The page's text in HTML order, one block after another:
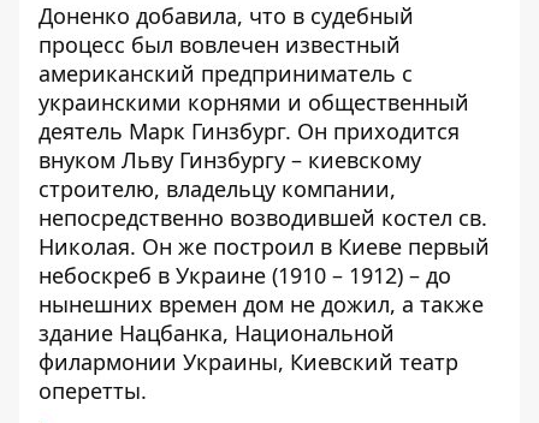
Доненко добавила, что в судебный
процесс был вовлечен известный
американский предприниматель с
украинскими корнями и общественный
деятель Марк Гинзбург. Он приходится
внуком Льву Гинзбургу – киевскому
строителю, владельцу компании,
непосредственно возводившей костел св.
Николая. Он же построил в Киеве первый
небоскреб в Украине (1910 – 1912) – до
нынешних времен дом не дожил, а также
здание Нацбанка, Национальной
филармонии Украины, Киевский театр
оперетты.